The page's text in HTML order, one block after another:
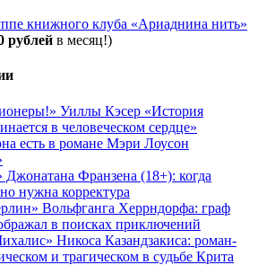
книжного клуба «Ариаднина нить»
рублей в месяц!)
Уиллы Кэсер «История
в человеческом сердце»
есть в романе Мэри Лоусон
Франзена (18+): когда
нужна корректура
Вольфганга Херрндорфа: граф
в поисках приключений
Никоса Казандзакиса: роман-
и трагическом в судьбе Крита